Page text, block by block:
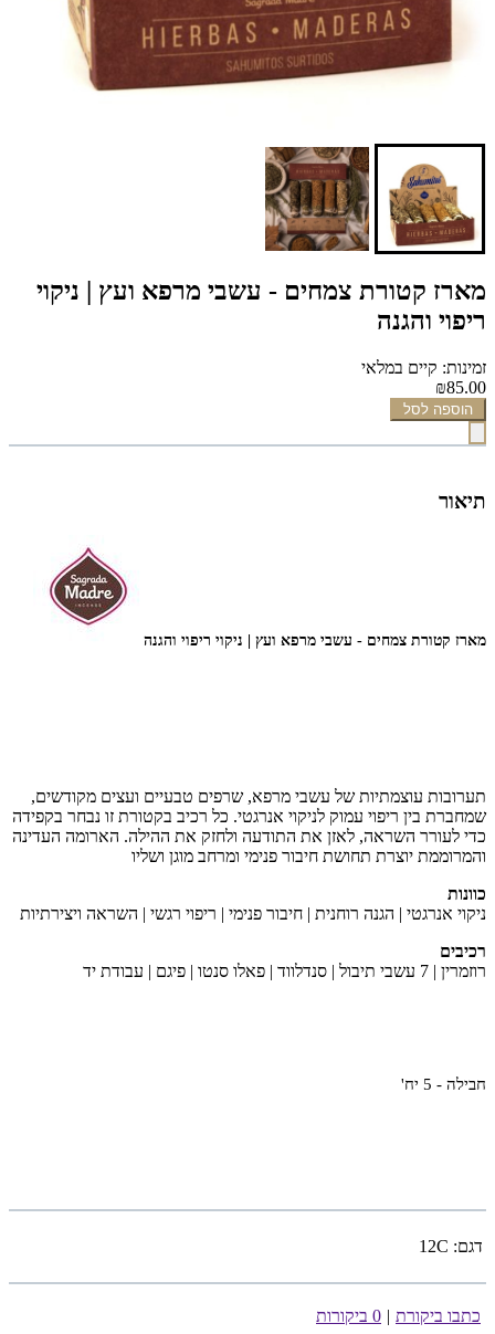
מארז קטורת צמחים - עשבי מרפא ועץ | ניקוי
ריפוי והגנה
זמינות: קיים במלאי
₪85.00
הוספה לסל
תיאור
מארז קטורת צמחים - עשבי מרפא ועץ | ניקוי ריפוי והגנה
תערובות עוצמתיות של עשבי מרפא, שרפים טבעיים ועצים מקודשים,
שמחברת בין ריפוי עמוק לניקוי אנרגטי. כל רכיב בקטורת זו נבחר בקפידה
כדי לעורר השראה, לאזן את התודעה ולחזק את ההילה. הארומה העדינה
והמרוממת יוצרת תחושת חיבור פנימי ומרחב מוגן ושליו
כוונות
ניקוי אנרגטי | הגנה רוחנית | חיבור פנימי | ריפוי רגשי | השראה ויצירתיות
רכיבים
רוזמרין | 7 עשבי תיבול | סנדלווד | פאלו סנטו | פיגם | עבודת יד
חבילה - 5 יח'
דגם: 12C
כתבו ביקורת | 0 ביקורות